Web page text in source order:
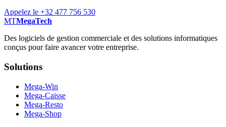
Appelez le +32 477 756 530
MTMegaTech
Des logiciels de gestion commerciale et des solutions informatiques
conçus pour faire avancer votre entreprise.
Solutions
Mega-Win
Mega-Caisse
Mega-Resto
Mega-Shop